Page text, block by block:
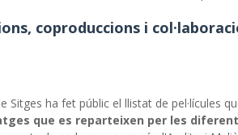
coproduccions i
Sitges ha fet públic el llistat de pel·lícules
que es reparteixen per les